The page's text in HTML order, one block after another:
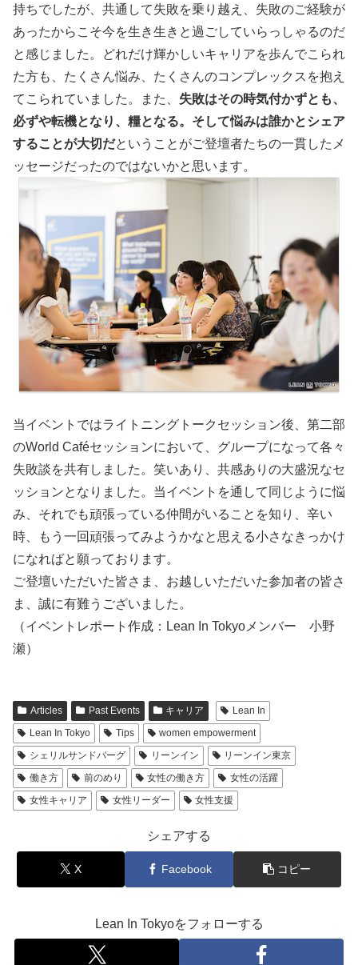
持ちでしたが、共通して失敗を乗り越え、失敗のご経験が
あったからこそ今を生き生きと過ごしていらっしゃるのだ
と感じました。どれだけ輝かしいキャリアを歩んでこられ
た方も、たくさん悩み、たくさんのコンプレックスを抱え
てこられていました。また、 失敗はその時気付かずとも、
必ずや転機となり、糧となる。そして悩みは誰かとシェア
することが大切だということがご登壇者たちの一貫したメ
ッセージだったのではないかと思います。
当イベントではライトニングトークセッション後、第二部
のWorld Caféセッションにおいて、グループになって各々
失敗談を共有しました。笑いあり、共感ありの大盛況なセ
ッションとなりました。当イベントを通して同じように悩
み、それでも頑張っている仲間がいることを知り、辛い
時、もう一回頑張ってみようかなと思える小さなきっかけ
になればと願っております。
ご登壇いただいた皆さま、お越しいただいた参加者の皆さ
ま、誠に有難うございました。
（イベントレポート作成：Lean In Tokyoメンバー 小野
瀬）
Articles Past Events キャリア
Lean In
Lean In Tokyo
Tips
women empowerment
シェリルサンドバーグ
リーンイン
リーンイン東京
働き方
前のめり 女性の働き方
女性の活躍
女性キャリア
女性リーダー 女性支援
シェアする
X Facebook コピー
Lean In Tokyoをフォローする